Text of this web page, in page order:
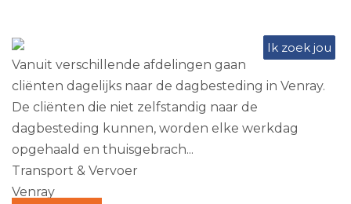
Ik zoek jou
Vanuit verschillende afdelingen gaan
cliënten dagelijks naar de dagbesteding in Venray.
De cliënten die niet zelfstandig naar de
dagbesteding kunnen, worden elke werkdag
opgehaald en thuisgebrach...
Transport & Vervoer
Venray